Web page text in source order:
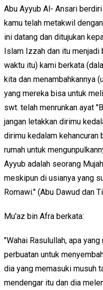
Abu Ayyub Al- Ansari
kamu telah metakwil
ini datang dan ditujukan
Islam Izzah dan itu menjadi
waktu itu) kami berkata
kita dan menambahkannya
yang mereka bisa untuk
swt. telah menrunkan ayat
jangan letakkan dirimu
dirimu kedalam
rumah untuk
Ayyub adalah seorang
meskipun di usianya yang
Romawi." (Abu Dawud dan
Mu'az bin Afra berkata:
"Wahai Rasulullah, apa
perbuatan untuk
dia yang memasuki musuh
mendengar itu dan dia